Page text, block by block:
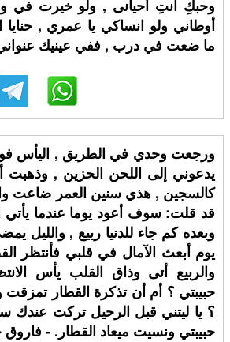
وحبكِ انتِ أحيانى , ولو خيرت
أوطاني ولو انساكي يا عمري , حنايا
ما ضعت في درب , ففي عينيك
ورجعت وحدي في الطريق , اليأس
يدعوني إلى اللحن الحزين ,
كالسجين , هذي سنين العمر ضاعت
قد قلت: سوف أعود يوما عندما يأتي
وبعده كم جاء للدنيا ربيع , والليل
يوم أبعث الآمال في قلبي فأنتظر
والربيع أتى وذاق القلب يأس
حبيبتي ؟ أم أن تذكرة القطار
؟ يا ليتني قبل الرحيل تركت عندك
حبيبتي ونسيت ميعاد القطار. - فاروق